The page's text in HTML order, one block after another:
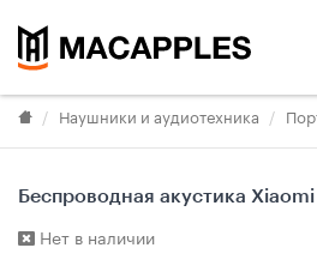
Наушники и аудиотехника
Беспроводная акустика
Нет в наличии